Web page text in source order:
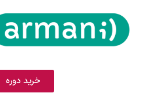
خرید دوره